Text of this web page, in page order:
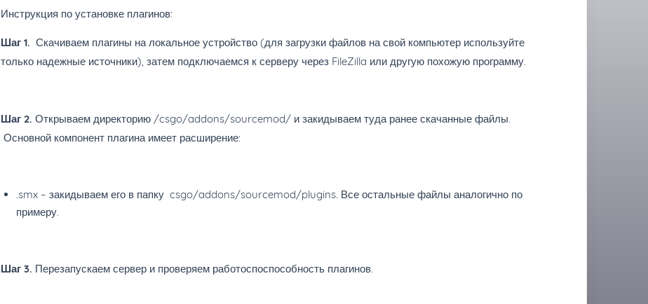
Инструкция по установке плагинов:
Шаг 1. Скачиваем плагины на локальное устройство (для загрузки файлов на свой компьютер используйте
только надежные источники), затем подключаемся к серверу через FileZilla или другую похожую программу.
Шаг 2. Открываем директорию /csgo/addons/sourcemod/ и закидываем туда ранее скачанные файлы.
Основной компонент плагина имеет расширение:
.smx – закидываем его в папку csgo/addons/sourcemod/plugins. Все остальные файлы аналогично по
примеру.
Шаг 3. Перезапускаем сервер и проверяем работоспоспособность плагинов.